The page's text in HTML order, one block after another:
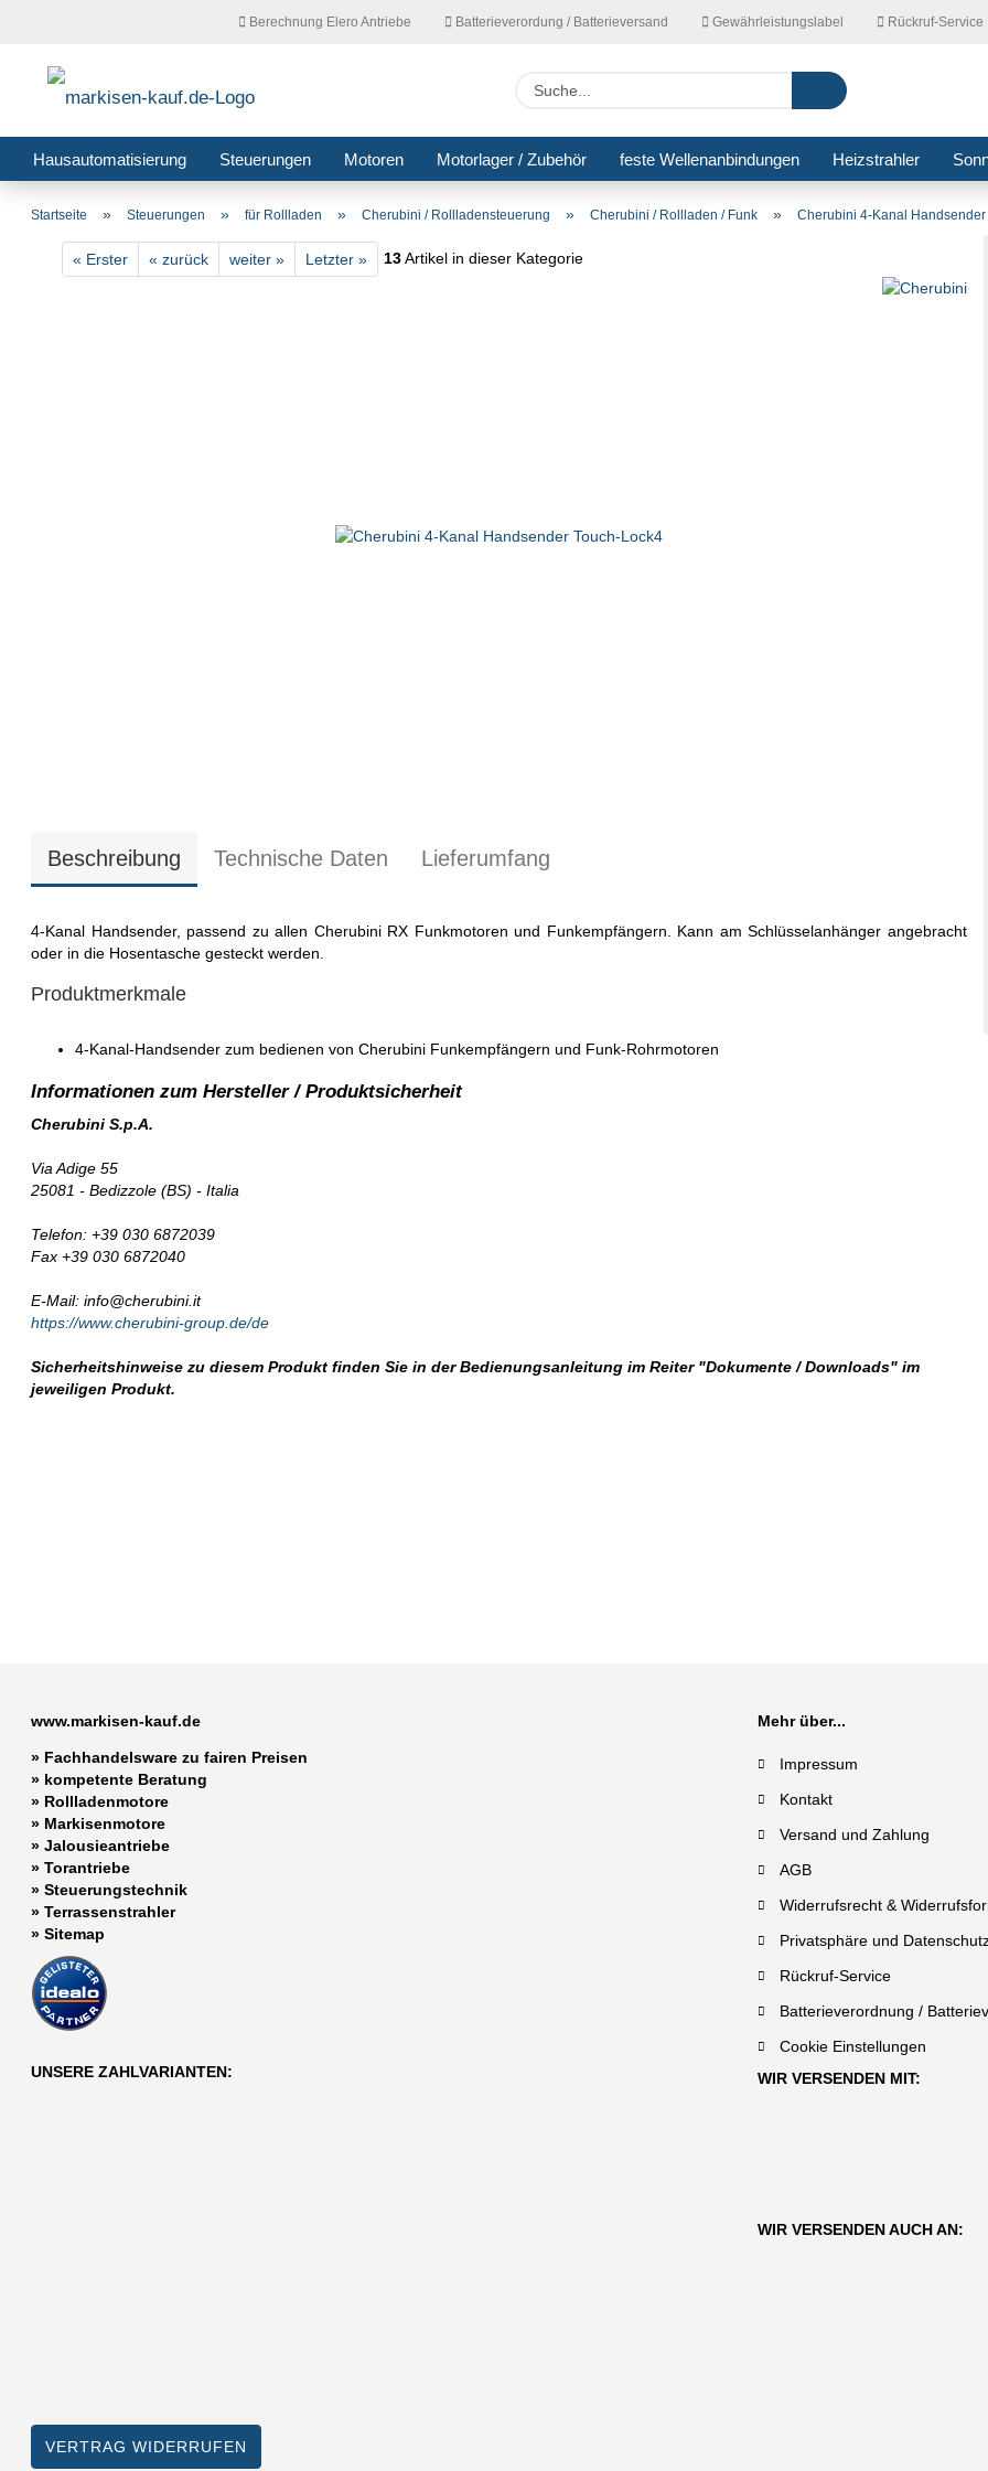
Berechnung Elero Antriebe Batterieverordung / Batterieversand Gewährleistungslabel Rückruf-Service
Suche...
Hausautomatisierung Steuerungen Motoren Motorlager / Zubehör feste Wellenanbindungen Heizstrahler
Startseite » Steuerungen » für Rollladen » Cherubini / Rollladensteuerung » Cherubini / Rollladen / Funk » Cherubini 4-Kanal
« Erster « zurück weiter » Letzter » 13Artikel in dieser Kategorie
Beschreibung Technische Daten Lieferumfang
4-Kanal Handsender, passend zu allen Cherubini RX Funkmotoren und Funkempfängern. Kann am Schlüsselanhänger angebracht
oder in die Hosentasche gesteckt werden.
Produktmerkmale
4-Kanal-Handsender zum bedienen von Cherubini Funkempfängern und Funk-Rohrmotoren
Cherubini S.p.A.
Via Adige 55
25081 - Bedizzole (BS) - Italia
Telefon: +39 030 6872039
Fax +39 030 6872040
E-Mail: info@cherubini.it
https://www.cherubini-group.de/de
Sicherheitshinweise zu diesem Produkt finden Sie in der Bedienungsanleitung im Reiter "Dokumente / Downloads" im
jeweiligen Produkt.
www.markisen-kauf.de
» Fachhandelsware zu fairen Preisen
» kompetente Beratung
» Rollladenmotore
» Markisenmotore
»Jalousieantriebe
»Torantriebe
» Steuerungstechnik
»Terrassenstrahler
»Sitemap
Mehr über...
Impressum
Kontakt
Versand und Zahlung
AGB
Widerrufsrecht &
Privatsphäre und
Rückruf-Service
Batterieverordnung /
Cookie Einstellungen
UNSERE ZAHLVARIANTEN:
WIR VERSENDEN MIT:
WIR VERSENDEN AUCH AN:
VERTRAG WIDERRUFEN